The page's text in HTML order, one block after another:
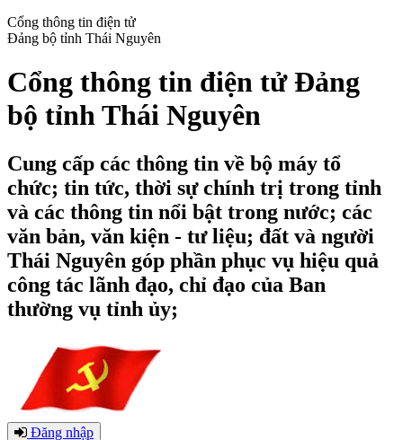
Cổng thông tin điện tử
Đảng bộ tỉnh Thái Nguyên
Cổng thông tin điện tử Đảng
bộ tỉnh Thái Nguyên
Cung cấp các thông tin về bộ máy tổ
chức; tin tức, thời sự chính trị trong tỉnh
và các thông tin nổi bật trong nước; các
văn bản, văn kiện - tư liệu; đất và người
Thái Nguyên góp phần phục vụ hiệu quả
công tác lãnh đạo, chỉ đạo của Ban
thường vụ tỉnh ủy;
Đăng nhập